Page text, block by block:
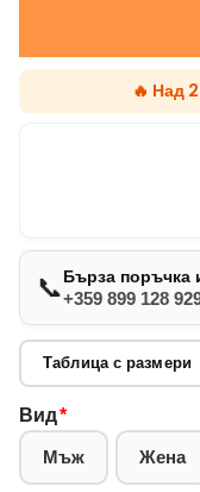
🔥 Над
📞Бърза поръчка
+359 899 128
Таблица с размери
Вид*
Мъж Жена